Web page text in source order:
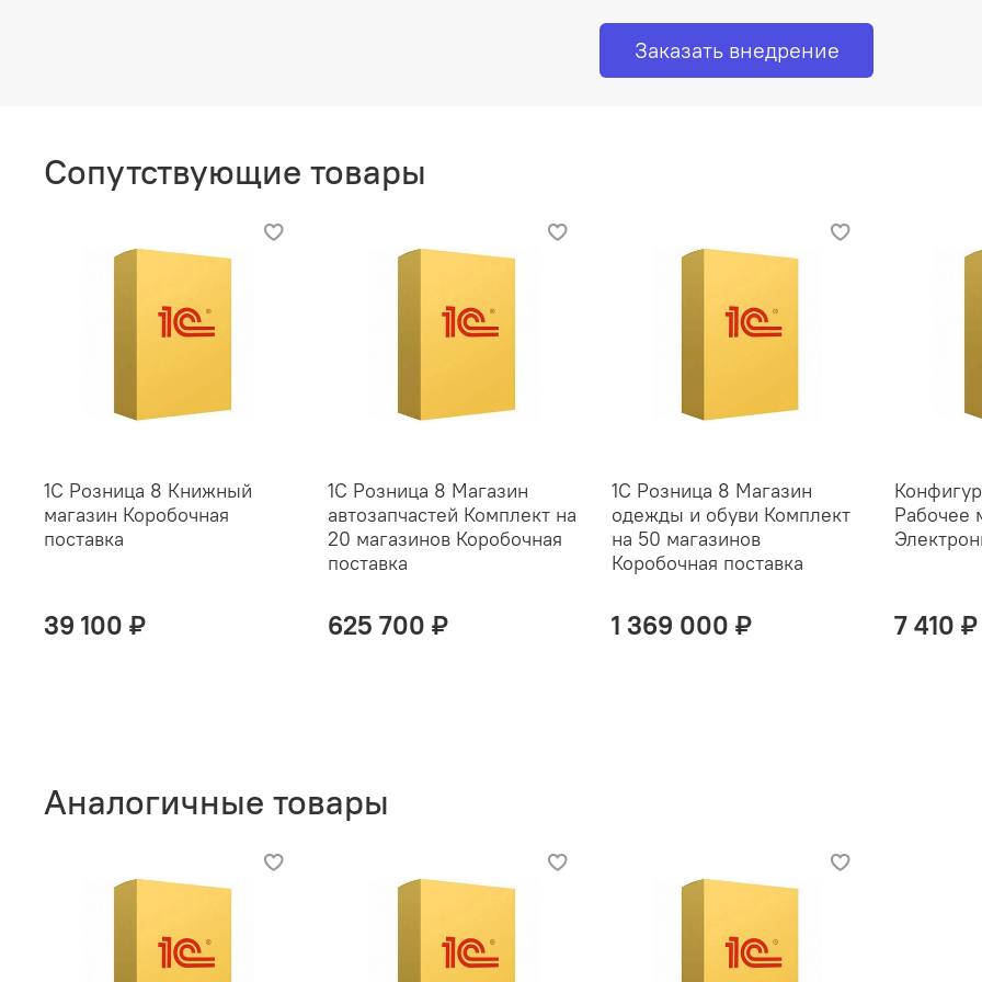
Заказать внедрение
Сопутствующие товары
1С Розница 8 Книжный
магазин Коробочная
поставка
39 100 ₽
1С Розница 8 Магазин
автозапчастей Комплект на
20 магазинов Коробочная
поставка
625 700 ₽
1С Розница 8 Магазин
одежды и обуви Комплект
на 50 магазинов
Коробочная поставка
1 369 000 ₽
Рабочее
7 410 ₽
Аналогичные товары